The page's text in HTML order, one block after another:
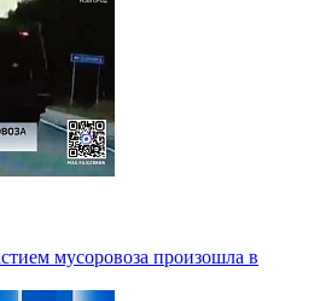
мусоровоза произошла в